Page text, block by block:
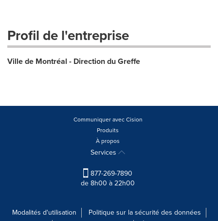
Profil de l'entreprise
Ville de Montréal - Direction du Greffe
Communiquer avec Cision
Produits
À propos
Services
877-269-7890
de 8h00 à 22h00
Modalités d'utilisation
Politique sur la sécurité des données